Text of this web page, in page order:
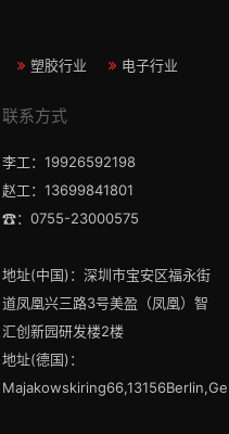
塑胶行业
电子行业
联系方式
李工：19926592198
赵工：13699841801
☎：0755-23000575
地址(中国)：深圳市宝安区福永街
道凤凰兴三路3号美盈（凤凰）智
汇创新园研发楼2楼
地址(德国)：